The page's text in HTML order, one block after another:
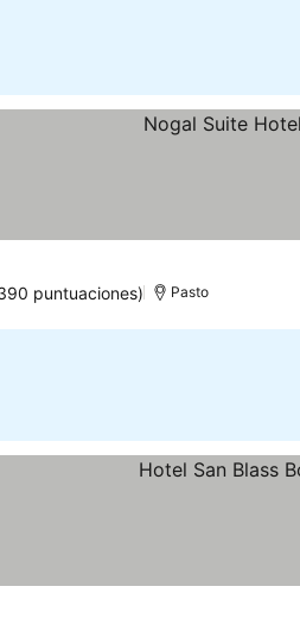
puntuaciones) Pasto